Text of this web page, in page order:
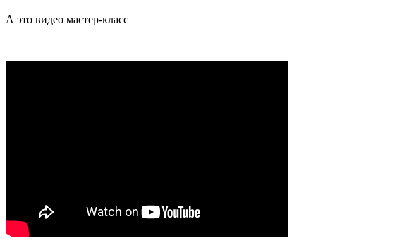
А это видео мастер-класс